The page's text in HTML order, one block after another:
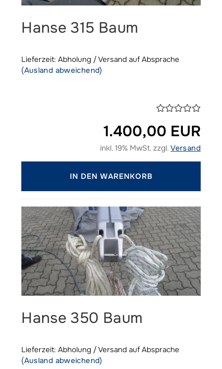
Hanse 315 Baum
Lieferzeit: Abholung / Versand auf Absprache
(Ausland abweichend)
1.400,00 EUR
inkl. 19% MwSt. zzgl.Versand
IN DEN WARENKORB
Hanse 350 Baum
Lieferzeit: Abholung / Versand auf Absprache
(Ausland abweichend)